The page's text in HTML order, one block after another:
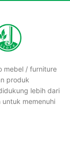
mebel / furniture
produk
lebih dari
memenuhi